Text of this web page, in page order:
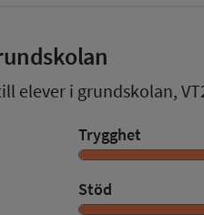
elever i grundskolan,
Trygghet
Stöd